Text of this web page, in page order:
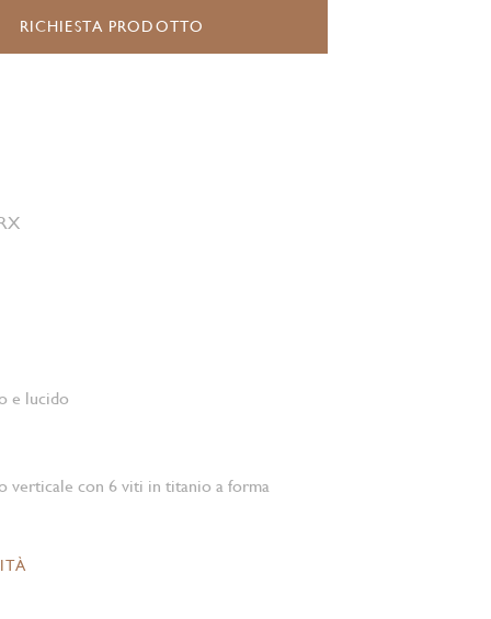
RICHIESTA PRODOTTO
e lucido
verticale con 6 viti in titanio a forma